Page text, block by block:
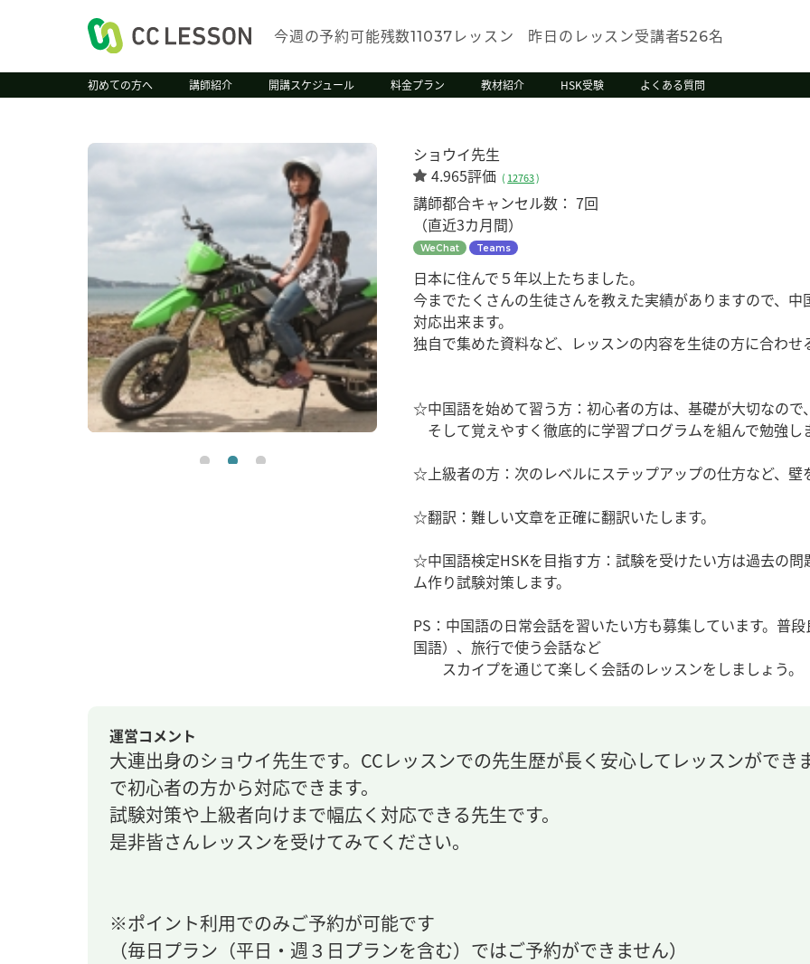
今週の予約可能残数11037 レッスン 昨日のレッスン受講者526名
初めての方へ 講師紹介 開講スケジュール 料金プラン 教材紹介 HSK受験 よくある質問
ショウイ先生
4.965評価 ( 12763)
講師都合キャンセル数： 7回
（直近3カ月間）
WeChat Teams
日本に住んで５年以上たちました。
今までたくさんの生徒さんを教えた実績がありますので、
対応出来ます。
独自で集めた資料など、レッスンの内容を生徒の方に合わせ
☆中国語を始めて習う方：初心者の方は、基礎が大切なので
そして覚えやすく徹底的に学習プログラムを組んで勉強し
☆上級者の方：次のレベルにステップアップの仕方など、壁
☆翻訳：難しい文章を正確に翻訳いたします。
☆中国語検定HSKを目指す方：試験を受けたい方は過去の
ム作り試験対策します。
PS：中国語の日常会話を習いたい方も募集しています。普
国語）、旅行で使う会話など
スカイプを通じて楽しく会話のレッスンをしましょう。
運営コメント
大連出身のショウイ先生です。CCレッスンでの先生歴が長く安心してレッスンができ
で初心者の方から対応できます。
試験対策や上級者向けまで幅広く対応できる先生です。
是非皆さんレッスンを受けてみてください。
※ポイント利用でのみご予約が可能です
（毎日プラン（平日・週３日プランを含む）ではご予約ができません）